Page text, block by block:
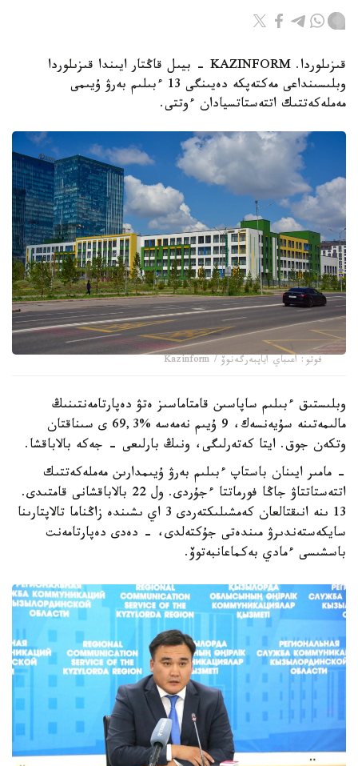
قىزىلوردا. KAZINFORM - بيىل قاڭتار ايىندا قىزىلوردا
وبلىسىنداعى مەكتەپكە دەيىنگى 13 ءبىلىم بەرۋ ۇيىمى
مەملەكەتتىك اتتەستاتسيادان ءوتتى.
فوتو: اعىباي اياپبەرگەنوۆ / Kazinform
وبلىستىق ءبىلىم ساپاسىن قامتاماسىز ەتۋ دەپارتامەنتىنىڭ
مالىمەتىنە سۇيەنسەك، 9 ۇيىم نەمەسە %69,3 ى سىناقتان
وتكەن جوق. ايتا كەتەرلىگى، ونىڭ بارلىعى - جەكە بالاباقشا.
- مامىر ايىنان باستاپ ءبىلىم بەرۋ ۇيىمدارىن مەملەكەتتىك
اتتەستاتتاۋ جاڭا فورماتتا ءجۇردى. ول 22 بالاباقشانى قامتىدى.
13 ىنە انىقتالعان كەمشىلىكتەردى 3 اي ىشىندە زاڭناما تالاپتارىنا
سايكەستەندىرۋ مىندەتى جۇكتەلدى، - دەدى دەپارتامەنت
باسشىسى ءمادي بەكماعانبەتوۆ.